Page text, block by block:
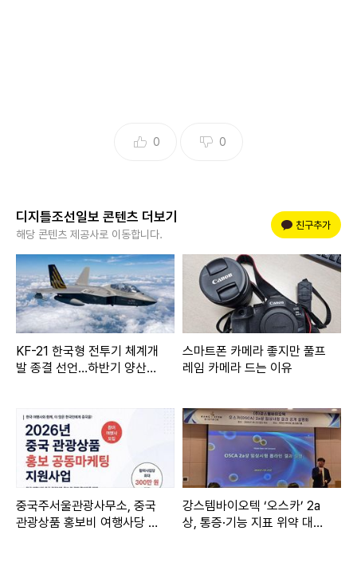
0 0
디지틀조선일보 콘텐츠 더보기
해당 콘텐츠 제공사로 이동합니다.
친구추가
KF-21 한국형 전투기 체계개
발 종결 선언…하반기 양산기
스마트폰 카메라 좋지만 풀프
레임 카메라 드는 이유
중국주서울관광사무소, 중국
관광상품 홍보비 여행사당 최
강스템바이오텍 ‘오스카’ 2a
상, 통증·기능 지표 위약 대비